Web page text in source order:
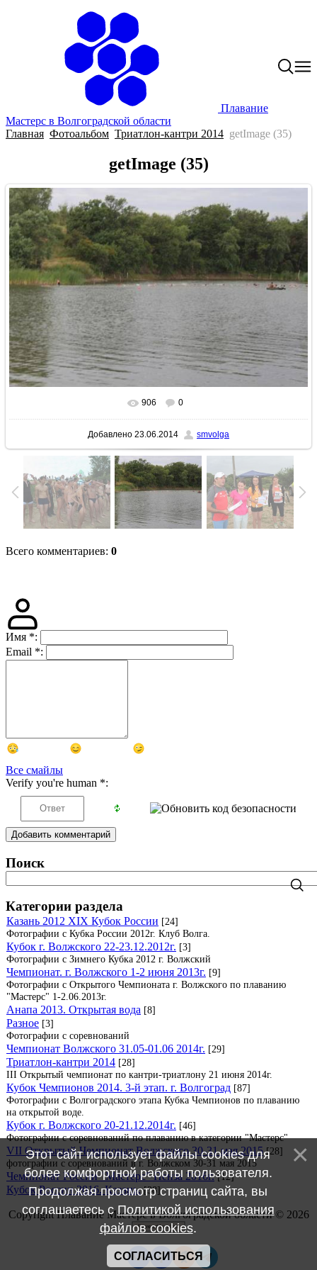
Плавание
Мастерс в Волгоградской области
Главная Фотоальбом Триатлон-кантри 2014 getImage (35)
getImage (35)
В реальном размере 640x427
906 0
Добавлено 23.06.2014 smvolga
Всего комментариев: 0
Имя *:
Email *:
Все смайлы
Verify you're human *:
Добавить комментарий
Поиск
Категории раздела
Казань 2012 XIX Кубок России [24]
Фотографии с Кубка России 2012г. Клуб Волга.
Кубок г. Волжского 22-23.12.2012г. [3]
Фотографии с Зимнего Кубка 2012 г. Волжский
Чемпионат. г. Волжского 1-2 июня 2013г. [9]
Фотографии с Открытого Чемпионата г. Волжского по плаванию
"Мастерс" 1-2.06.2013г.
Анапа 2013. Открытая вода [8]
Разное [3]
Фотографии с соревнований
Чемпионат Волжского 31.05-01.06 2014г. [29]
Триатлон-кантри 2014 [28]
III Открытый чемпионат по кантри-триатлону 21 июня 2014г.
Кубок Чемпионов 2014. 3-й этап. г. Волгоград [87]
Фотографии с Волгоградского этапа Кубка Чемпионов по плаванию
на открытой воде.
Кубок г. Волжского 20-21.12.2014г. [46]
Фотографии с соревнований по плаванию в категории "Мастерс"
VII Открытый Чемпионат Волжского 30-31 мая 2015 [28]
фотографии с соревнований в г. Волжском 30-31 мая 2015
Чемпионат России "Мастерс" Пенза 2016г. [12]
Кубок России 2016. Казань. [38]
Copyright Плавание Мастерс в Волгоградской области © 2026
Этот сайт использует файлы cookies для
более комфортной работы пользователя.
Продолжая просмотр страниц сайта, вы
соглашаетесь сПолитикой использования
файлов cookies.
СОГЛАСИТЬСЯ